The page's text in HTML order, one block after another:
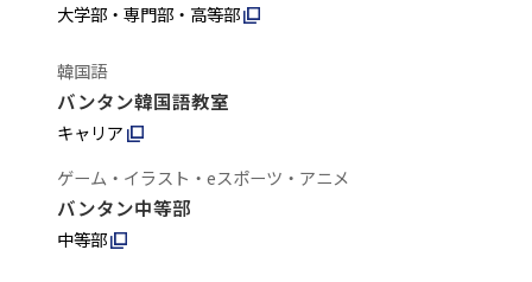
大学部・専門部・高等部
韓国語
バンタン韓国語教室
キャリア
ゲーム・イラスト・eスポーツ・アニメ
バンタン中等部
中等部